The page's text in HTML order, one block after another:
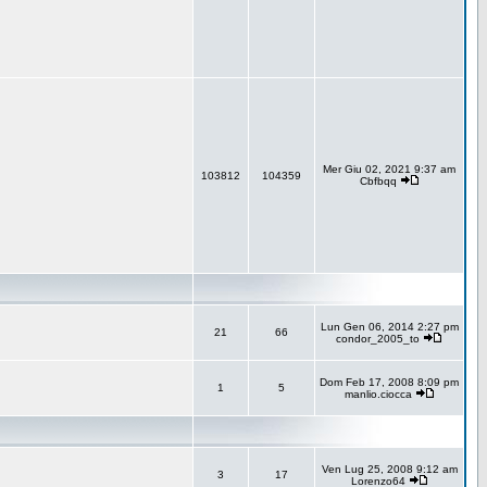
103812 104359
Mer Giu 02, 2021 9:37 am
Cbfbqq
21 66
Lun Gen 06, 2014 2:27 pm
condor_2005_to
1 5
Dom Feb 17, 2008 8:09 pm
manlio.ciocca
3 17
Ven Lug 25, 2008 9:12 am
Lorenzo64